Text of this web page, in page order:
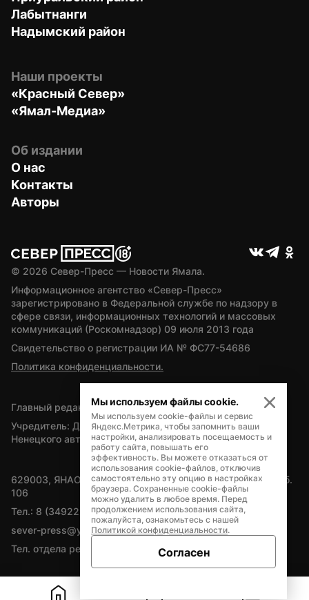
Лабытнанги
Надымский район
Наши проекты
«Красный Север»
«Ямал-Медиа»
Об издании
О нас
Контакты
Авторы
© 2026 Север-Пресс — Новости Ямала.
Информационное агентство «Север-Пресс»
зарегистрировано в Федеральной службе по надзору в
сфере связи, информационных технологий и массовых
коммуникаций (Роскомнадзор) 09 июля 2013 года
Свидетельство о регистрации ИА № ФС77-54686
Политика конфиденциальности.
Главный редактор — А.Л. Поздеев
Учредитель: Департамент внутренней политики Ямало-
Ненецкого автономного округа
629003, ЯНАО, Салехард, мкр. Богдана Кнунянца, д.1, каб.
106
Тел.: 8 (34922) 71262
sever-press@yamal-media.ru
Тел. отдела рекламы: 8 (34922) 42728
Мы используем файлы cookie.
Мы используем cookie-файлы и сервис
Яндекс.Метрика, чтобы запомнить ваши
настройки, анализировать посещаемость и
работу сайта, повышать его
эффективность. Вы можете отказаться от
использования cookie-файлов, отключив
самостоятельно эту опцию в настройках
браузера. Сохраненные cookie-файлы
можно удалить в любое время. Перед
продолжением использования сайта,
пожалуйста, ознакомьтесь с нашей
Политикой конфиденциальности.
Согласен